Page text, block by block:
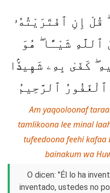
قُلْ إِنِ ٱفْتَرَيْتُهُۥ
ٱللَّهِ شَيْـًٔا ۖ هُوَ
كَفَىٰ بِهِۦ شَهِيدًۢا
ٱلرَّحِيمُ
Am yaqooloonaf
tamlikoona lee minal
tufeedoona feehi kafaa
bainakum wa
O dicen: "Él lo ha
inventado, ustedes no